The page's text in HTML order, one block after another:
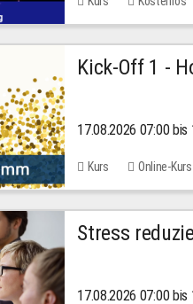
Kick-Off 1 -
17.08.2026 07:00 bis
Kurs Online-Kurs
Stress
17.08.2026 07:00 bis